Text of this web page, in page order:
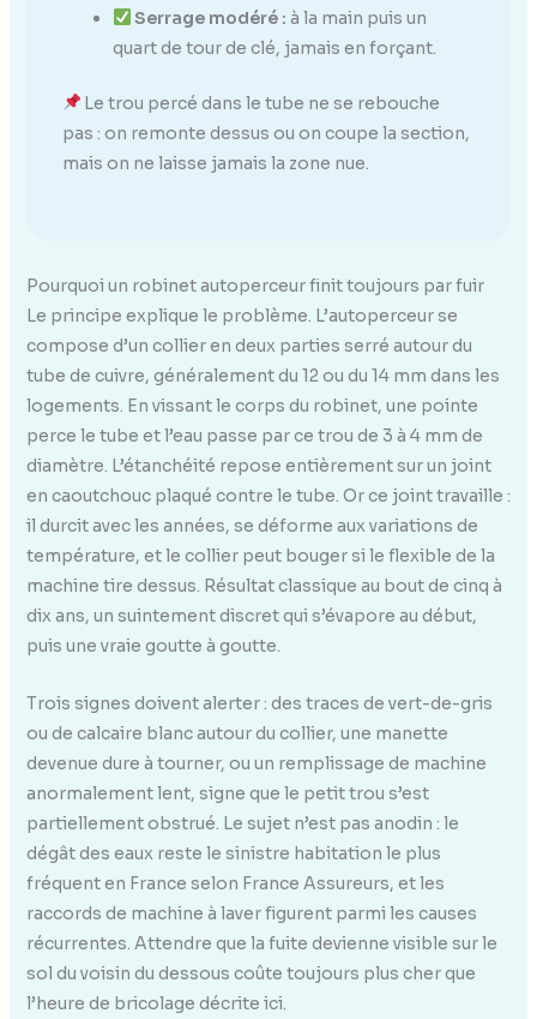
Serrage modéré : à la main puis un
quart de tour de clé, jamais en forçant.
Le trou percé dans le tube ne se rebouche
pas : on remonte dessus ou on coupe la section,
mais on ne laisse jamais la zone nue.
Pourquoi un robinet autoperceur finit toujours par fuir
Le principe explique le problème. L’autoperceur se
compose d’un collier en deux parties serré autour du
tube de cuivre, généralement du 12 ou du 14 mm dans les
logements. En vissant le corps du robinet, une pointe
perce le tube et l’eau passe par ce trou de 3 à 4 mm de
diamètre. L’étanchéité repose entièrement sur un joint
en caoutchouc plaqué contre le tube. Or ce joint travaille :
il durcit avec les années, se déforme aux variations de
température, et le collier peut bouger si le flexible de la
machine tire dessus. Résultat classique au bout de cinq à
dix ans, un suintement discret qui s’évapore au début,
puis une vraie goutte à goutte.
Trois signes doivent alerter : des traces de vert-de-gris
ou de calcaire blanc autour du collier, une manette
devenue dure à tourner, ou un remplissage de machine
anormalement lent, signe que le petit trou s’est
partiellement obstrué. Le sujet n’est pas anodin : le
dégât des eaux reste le sinistre habitation le plus
fréquent en France selon France Assureurs, et les
raccords de machine à laver figurent parmi les causes
récurrentes. Attendre que la fuite devienne visible sur le
sol du voisin du dessous coûte toujours plus cher que
l’heure de bricolage décrite ici.